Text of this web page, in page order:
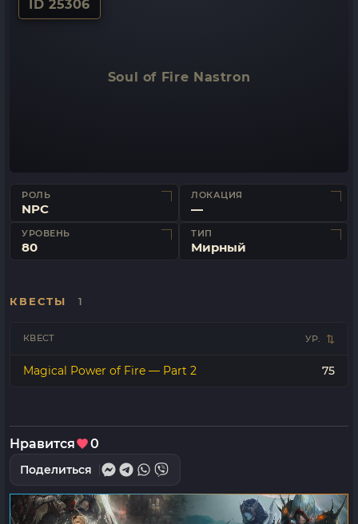
ID 25306
Soul of Fire Nastron
РОЛЬ
NPC
ЛОКАЦИЯ
—
УРОВЕНЬ
80
ТИП
Мирный
КВЕСТЫ 1
КВЕСТ УР.
Magical Power of Fire — Part 2 75
Нравится 0
Поделиться